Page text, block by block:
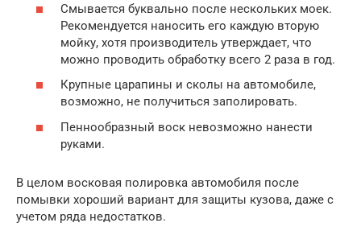
Смывается буквально после нескольких моек.
Рекомендуется наносить его каждую вторую
мойку, хотя производитель утверждает, что
можно проводить обработку всего 2 раза в год.
Крупные царапины и сколы на автомобиле,
возможно, не получиться заполировать.
Пеннообразный воск невозможно нанести
руками.
В целом восковая полировка автомобиля после
помывки хороший вариант для защиты кузова, даже с
учетом ряда недостатков.